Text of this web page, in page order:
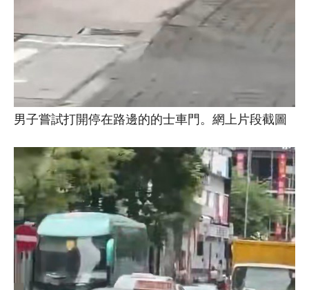
男子嘗試打開停在路邊的的士車門。網上片段截圖